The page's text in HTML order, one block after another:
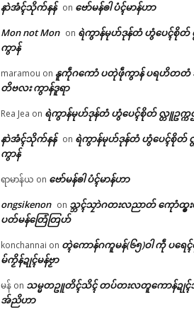
နာဲအံၚ်သိုက်နန် on ဗော်မန်ၜါ ပံၚ်မာန်ဟာ
Mon not Mon on ရဲကွာန်မုဟ်ဒုန်တံ ဟွံပေၚ်စိုတ်
ကွာန်
maramou on နူကဵုဂကောံ ပတုဲဖဵုကွာန် ပရဟိတတံ
တိဗလး ကွာန်ဒူရာ
Rea Jea on ရဲကွာန်မုဟ်ဒုန်တံ ဟွံပေၚ်စိုတ် လ္တူဥက္က
နာဲအံၚ်သိုက်နန် on ရဲကွာန်မုဟ်ဒုန်တံ ဟွံပေၚ်စိုတ်
ကွာန်
ရာမာန်ယ on ဗော်မန်ၜါ ပံၚ်မာန်ဟာ
ongsikenon on သ္ဘၚ်သၠာဲဂတးလညာတ် ကေုာံထ္ၜ
ပတ်မန်တြေံတြဟ်
konchannai on တ္ၚဲကောန်ဂကူမန်(၆၅)ဝါ ကဵု ပရ
မ်ကၟိန်ဍုၚ်မန်ဗၟာ
မန် on သမ္မတဥူတိၚ်သိၚ် တပ်တးလတူကောန်ဍုၚ်
အ်ညိဟာ